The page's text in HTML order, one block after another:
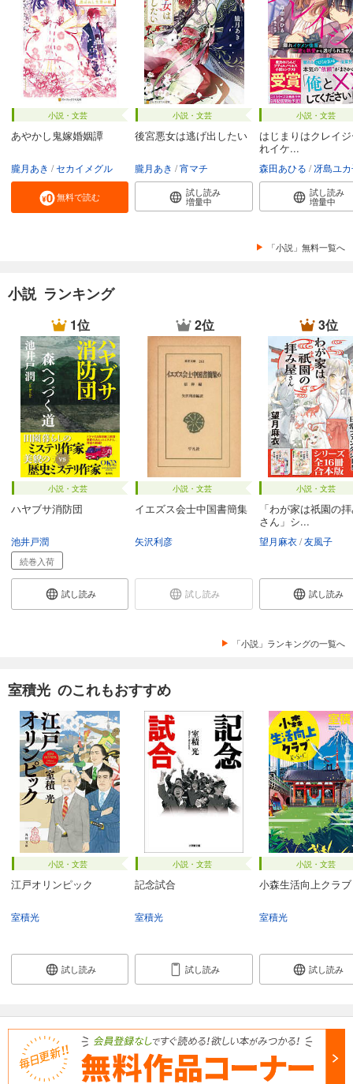
小説・文芸
あやかし鬼嫁婚姻譚
朧月あき セカイメグル
無料で読む
小説・文芸
後宮悪女は逃げ出したい
朧月あき 宵マチ
試し読み
増量中
小説・文芸
はじまりはクレイ
れイケ...
森田あひる 冴島ユ
試し読み
増量中
「小説」無料一覧へ
小説 ランキング
1位
小説・文芸
ハヤブサ消防団
池井戸潤
続巻入荷
試し読み
2位
小説・文芸
イエズス会士中国書簡集
矢沢利彦
試し読み
3位
小説・文芸
「わが家は祇園の
さん」シ...
望月麻衣 友風子
試し読み
「小説」ランキングの一覧へ
室積光 のこれもおすすめ
小説・文芸
江戸オリンピック
室積光
試し読み
小説・文芸
記念試合
室積光
試し読み
小説・文芸
小森生活向上クラブ
室積光
試し読み